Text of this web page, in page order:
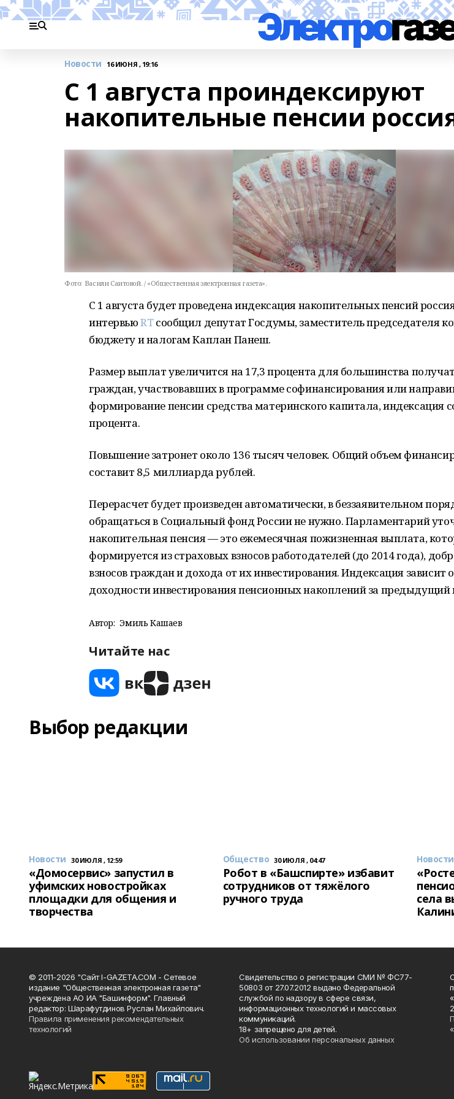
Новости 16 ИЮНЯ , 19:16
С 1 августа проиндексируют
накопительные пенсии
Фото: Васили Саитовой. / «Общественная электронная газета».
С 1 августа будет проведена индексация накопительных пенсий
интервьюRTсообщил депутат Госдумы, заместитель председателя
бюджету и налогам Каплан Панеш.
Размер выплат увеличится на 17,3 процента для большинства
граждан, участвовавших в программе софинансирования или
формирование пенсии средства материнского капитала, индексация
процента.
Повышение затронет около 136 тысяч человек. Общий объем
составит 8,5 миллиарда рублей.
Перерасчет будет произведен автоматически, в беззаявительном
обращаться в Социальный фонд России не нужно. Парламентарий
накопительная пенсия — это ежемесячная пожизненная выплата,
формируется из страховых взносов работодателей (до 2014 года),
взносов граждан и дохода от их инвестирования. Индексация зависит
доходности инвестирования пенсионных накоплений за предыдущий
Автор: Эмиль Кашаев
Читайте нас
Выбор редакции
Новости 30 ИЮЛЯ , 12:59
«Домосервис» запустил в
уфимских новостройках
площадки для общения и
творчества
Общество 30 ИЮЛЯ , 04:47
Робот в «Башспирте» избавит
сотрудников от тяжёлого
ручного труда
Новости
села
© 2011-2026 "Сайт I-GAZETA.COM - Сетевое
издание "Общественная электронная газета"
учреждена АО ИА "Башинформ". Главный
редактор: Шарафутдинов Руслан Михайлович.
Правила применения рекомендательных
технологий
Свидетельство о регистрации СМИ № ФС77-
50803 от 27.07.2012 выдано Федеральной
службой по надзору в сфере связи,
информационных технологий и массовых
коммуникаций.
18+ запрещено для детей.
Об использовании персональных данных